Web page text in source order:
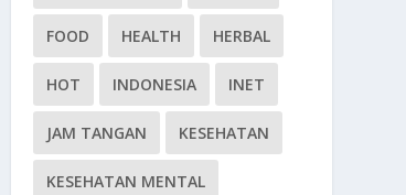
FOOD HEALTH HERBAL
HOT INDONESIA INET
JAM TANGAN KESEHATAN
KESEHATAN MENTAL